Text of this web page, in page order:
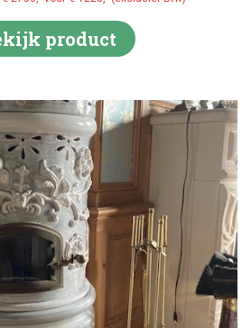
product